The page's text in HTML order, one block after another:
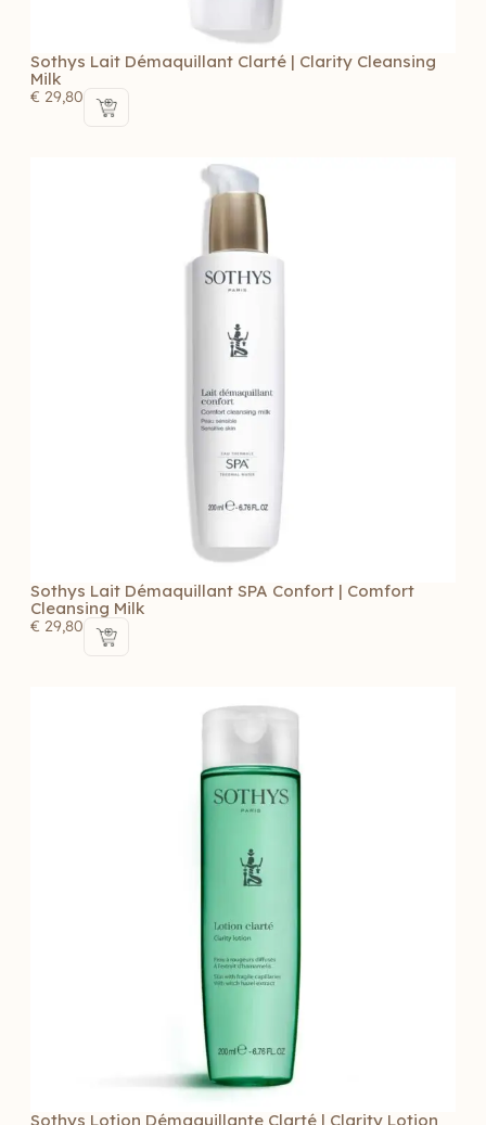
Sothys Lait Démaquillant Clarté | Clarity Cleansing
Milk
€ 29,80
Sothys Lait Démaquillant SPA Confort | Comfort
Cleansing Milk
€ 29,80
Sothys Lotion Démaquillante Clarté | Clarity Lotion